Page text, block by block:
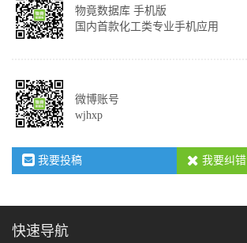
物竟数据库 手机版
国内首款化工类专业手机应用
微博账号
wjhxp
我要投稿 我要纠错
快速导航